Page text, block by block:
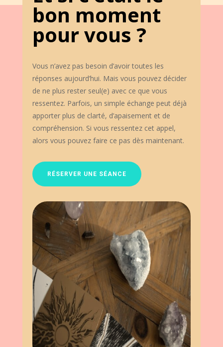
bon moment
pour vous ?
Vous n’avez pas besoin d’avoir toutes les
réponses aujourd’hui. Mais vous pouvez décider
de ne plus rester seul(e) avec ce que vous
ressentez. Parfois, un simple échange peut déjà
apporter plus de clarté, d’apaisement et de
compréhension. Si vous ressentez cet appel,
alors vous pouvez faire ce pas dès maintenant.
RÉSERVER UNE SÉANCE